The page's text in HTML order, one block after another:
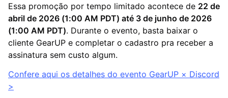
Essa promoção por tempo limitado acontece de 22 de
abril de 2026 (1:00 AM PDT) até 3 de junho de 2026
(1:00 AM PDT). Durante o evento, basta baixar o
cliente GearUP e completar o cadastro pra receber a
assinatura sem custo algum.
Confere aqui os detalhes do evento GearUP × Discord
>